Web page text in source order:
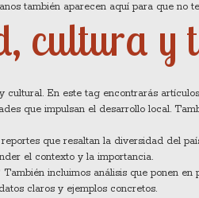
también aparecen aquí para que no
cultura y
En este tag encontrarás
que impulsan el desarrollo local.
que resaltan la diversidad del
el contexto y la importancia.
incluimos análisis que ponen en
claros y ejemplos concretos.